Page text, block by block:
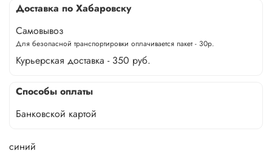
Доставка по Хабаровску
Самовывоз
Для безопасной транспортировки оплачивается пакет - 30р.
Курьерская доставка - 350 руб.
Способы оплаты
Банковской картой
синий